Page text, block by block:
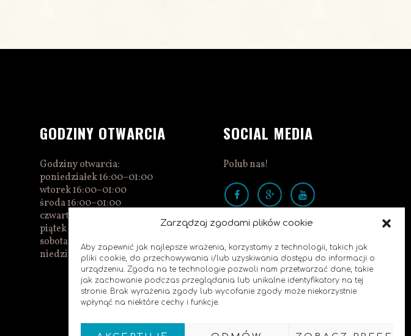
Zarządzaj zgodami plików cookie
Aby zapewnić jak najlepsze wrażenia, korzystamy z technologii, takich jak
pliki cookie, do przechowywania i/lub uzyskiwania dostępu do informacji o
urządzeniu. Zgoda na te technologie pozwoli nam przetwarzać dane, takie
jak zachowanie podczas przeglądania lub unikalne identyfikatory na tej
stronie. Brak wyrażenia zgody lub wycofanie zgody może niekorzystnie
wpłynąć na niektóre cechy i funkcje.
GODZINY OTWARCIA
Godziny otwarcia:
poniedziałek 16:00–01:00
wtorek 16:00–01:00
środa 16:00–01:00
czwartek 15:00–01:00
piątek 15:00–02:00
sobota 14:00–02:00
niedziela 14:00–00:00
SOCIAL MEDIA
Polub nas!